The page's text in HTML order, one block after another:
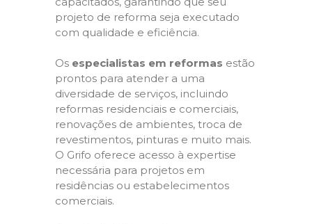
projeto de reforma seja executado
com qualidade e eficiência.
Os especialistas em reformas estão
prontos para atender a uma
diversidade de serviços, incluindo
reformas residenciais e comerciais,
renovações de ambientes, troca de
revestimentos, pinturas e muito mais.
O Grifo oferece acesso à expertise
necessária para projetos em
residências ou estabelecimentos
comerciais.